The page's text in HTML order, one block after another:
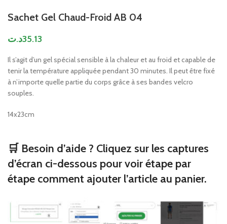
Sachet Gel Chaud-Froid AB 04
35.13د.ت
Il s’agit d’un gel spécial sensible à la chaleur et au froid et capable de
tenir la température appliquée pendant 30 minutes. Il peut être fixé
à n’importe quelle partie du corps grâce à ses bandes velcro
souples.
14x23cm
🛒 Besoin d’aide ? Cliquez sur les captures
d’écran ci-dessous pour voir étape par
étape comment ajouter l’article au panier.